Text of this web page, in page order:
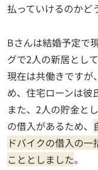
払っていけるのかど
Bさんは結婚予定で
グで2人の新居とし
現在は共働きですが
め、住宅ローンは彼
また、2人の貯金と
の借入があるため、
ドバイクの借入の
こととしました。